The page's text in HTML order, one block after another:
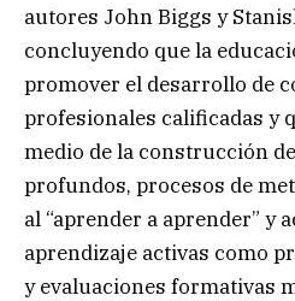
autores John Biggs y
concluyendo que la
promover el desarrollo de
profesionales calificadas y
medio de la construcción
profundos, procesos de
al “aprender a aprender” y
aprendizaje activas como
y evaluaciones formativas